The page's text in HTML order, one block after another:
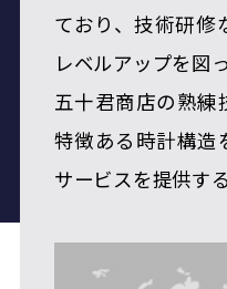
ており、技術研修
レベルアップを図
五十君商店の熟練
特徴ある時計構造
サービスを提供す